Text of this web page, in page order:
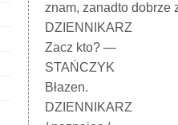
znam, zanadto dobrze
DZIENNIKARZ
Zacz kto? —
STAŃCZYK
Błazen.
DZIENNIKARZ